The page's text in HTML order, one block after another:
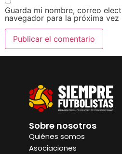
Guarda mi nombre, correo
navegador para la próxima vez
Sobre nosotros
Quiénes somos
Asociaciones